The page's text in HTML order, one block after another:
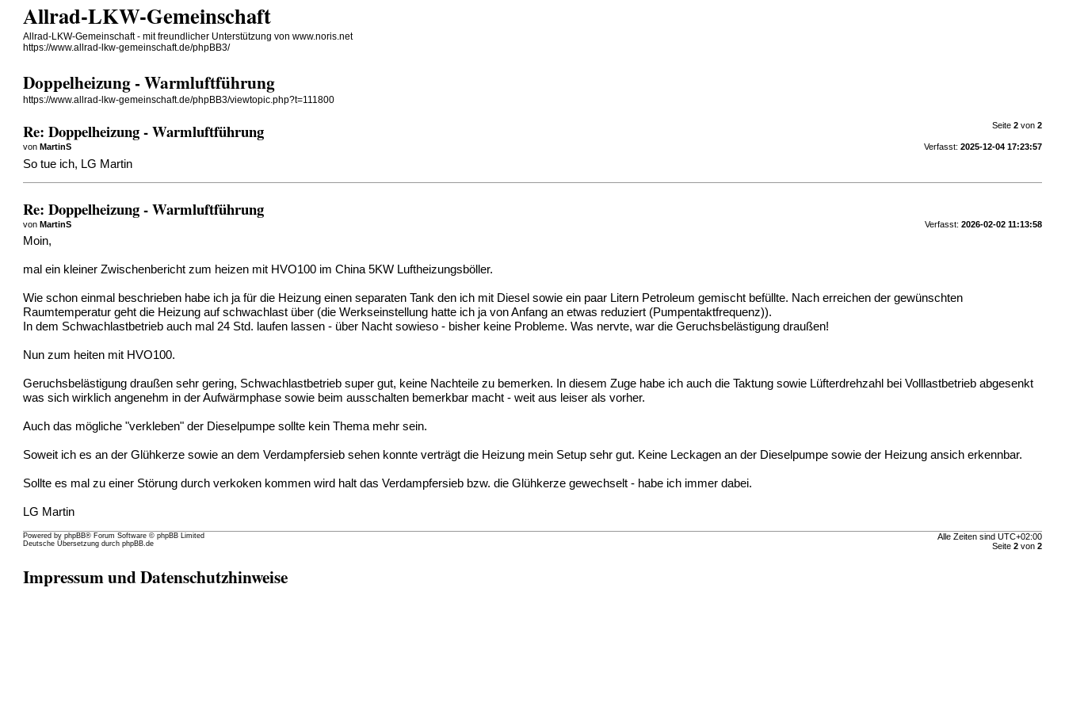
Allrad-LKW-Gemeinschaft
Allrad-LKW-Gemeinschaft - mit freundlicher Unterstützung von www.noris.net
https://www.allrad-lkw-gemeinschaft.de/phpBB3/
Doppelheizung - Warmluftführung
https://www.allrad-lkw-gemeinschaft.de/phpBB3/viewtopic.php?t=111800
Seite 2von 2
Re: Doppelheizung - Warmluftführung
Verfasst: 2025-12-04 17:23:57
vonMartinS
So tue ich, LG Martin
Re: Doppelheizung - Warmluftführung
Verfasst: 2026-02-02 11:13:58
vonMartinS
Moin,
mal ein kleiner Zwischenbericht zum heizen mit HVO100 im China 5KW Luftheizungsböller.
Wie schon einmal beschrieben habe ich ja für die Heizung einen separaten Tank den ich mit Diesel sowie ein paar Litern Petroleum gemischt befüllte. Nach erreichen der gewünschten
Raumtemperatur geht die Heizung auf schwachlast über (die Werkseinstellung hatte ich ja von Anfang an etwas reduziert (Pumpentaktfrequenz)).
In dem Schwachlastbetrieb auch mal 24 Std. laufen lassen - über Nacht sowieso - bisher keine Probleme. Was nervte, war die Geruchsbelästigung draußen!
Nun zum heiten mit HVO100.
Geruchsbelästigung draußen sehr gering, Schwachlastbetrieb super gut, keine Nachteile zu bemerken. In diesem Zuge habe ich auch die Taktung sowie Lüfterdrehzahl bei Volllastbetrieb abgesenkt
was sich wirklich angenehm in der Aufwärmphase sowie beim ausschalten bemerkbar macht - weit aus leiser als vorher.
Auch das mögliche "verkleben" der Dieselpumpe sollte kein Thema mehr sein.
Soweit ich es an der Glühkerze sowie an dem Verdampfersieb sehen konnte verträgt die Heizung mein Setup sehr gut. Keine Leckagen an der Dieselpumpe sowie der Heizung ansich erkennbar.
Sollte es mal zu einer Störung durch verkoken kommen wird halt das Verdampfersieb bzw. die Glühkerze gewechselt - habe ich immer dabei.
LG Martin
Alle Zeiten sind UTC+02:00
Seite 2von 2
Powered byphpBB® Forum Software © phpBB Limited
Deutsche Übersetzung durchphpBB.de
Impressum und Datenschutzhinweise